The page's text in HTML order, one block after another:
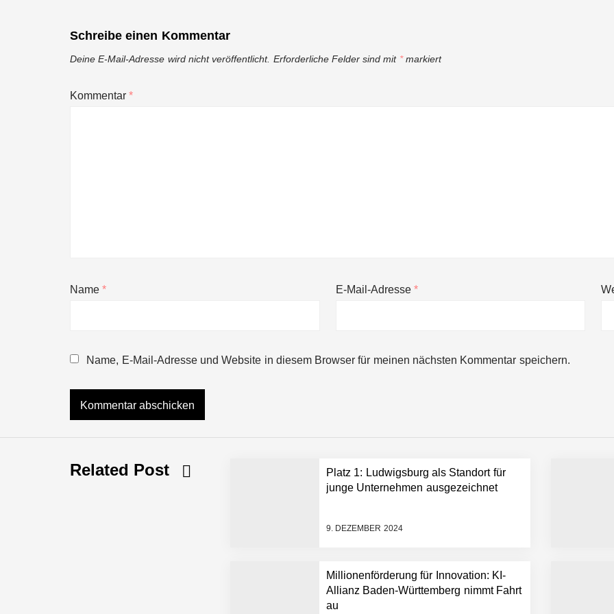
Schreibe einen Kommentar
Deine E-Mail-Adresse wird nicht veröffentlicht. Erforderliche Felder sind mit *markiert
Kommentar*
Name* E-Mail-Adresse *
Name, E-Mail-Adresse und Website in diesem Browser für meinen nächsten Kommentar speichern.
Related Post
Platz 1: Ludwigsburg als Standort für
junge Unternehmen ausgezeichnet
9. DEZEMBER 2024
Millionenförderung für Innovation: KI-
Allianz Baden-Württemberg nimmt Fahrt
au
Simulationsdienstleistung in Minuten statt Wochen: FiniteNow ermöglicht sofortige Angebotskalkulation für